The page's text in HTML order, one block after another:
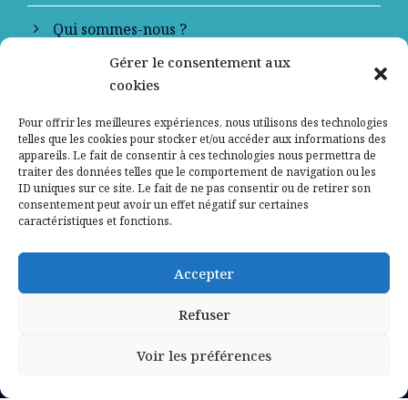
Gérer le consentement aux
cookies
Pour offrir les meilleures expériences, nous utilisons des technologies
telles que les cookies pour stocker et/ou accéder aux informations des
appareils. Le fait de consentir à ces technologies nous permettra de
traiter des données telles que le comportement de navigation ou les
ID uniques sur ce site. Le fait de ne pas consentir ou de retirer son
consentement peut avoir un effet négatif sur certaines
caractéristiques et fonctions.
Accepter
Refuser
Voir les préférences
Qui sommes-nous ?
Contactez-nous
Mentions légales
Politique de confidentialité